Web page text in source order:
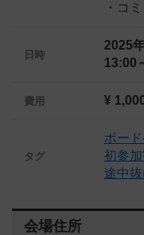
・コ
日時
2025
13:00
費用 ¥
タグ
ボー
初参加
途中
会場住所